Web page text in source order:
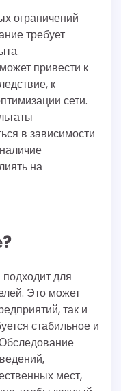
ограничений
требует
привести к
к
сети.
в зависимости
на
для
Это может
так и
стабильное и
мест,